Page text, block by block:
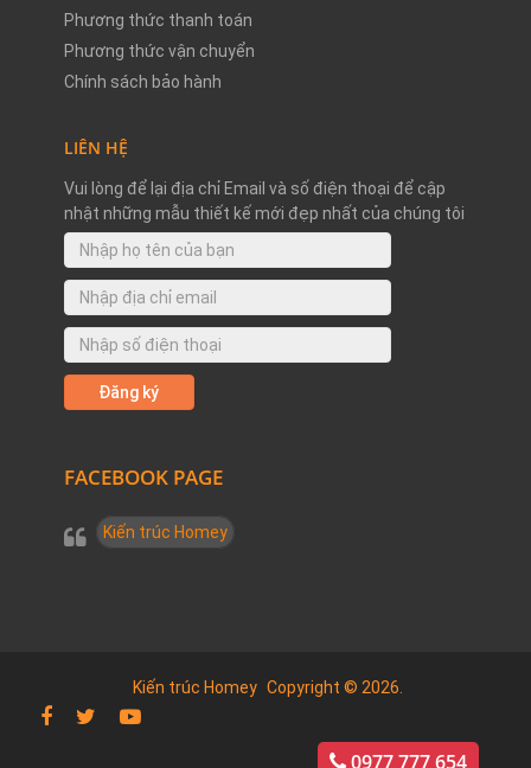
Phương thức thanh toán
Phương thức vận chuyển
Chính sách bảo hành
LIÊN HỆ
Vui lòng để lại địa chỉ Email và số điện thoại để cập
nhật những mẫu thiết kế mới đẹp nhất của chúng tôi
FACEBOOK PAGE
Kiến trúc Homey
0977 777 654
Kiến trúc Homey Copyright © 2026.